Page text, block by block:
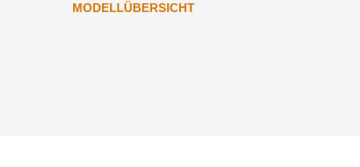
MODELLÜBERSICHT